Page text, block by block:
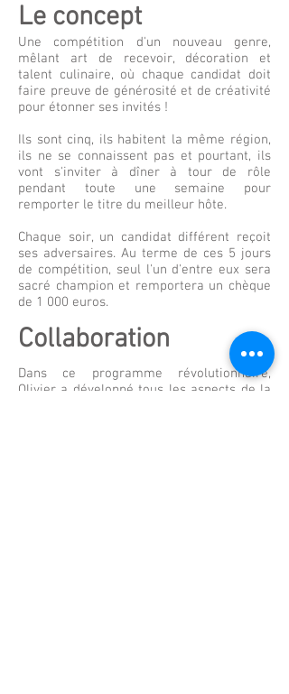
Le concept
Une compétition d'un nouveau genre,
mêlant art de recevoir, décoration et
talent culinaire, où chaque candidat doit
faire preuve de générosité et de créativité
pour étonner ses invités !
Ils sont cinq, ils habitent la même région,
ils ne se connaissent pas et pourtant, ils
vont s'inviter à dîner à tour de rôle
pendant toute une semaine pour
remporter le titre du meilleur hôte.
Chaque soir, un candidat différent reçoit
ses adversaires. Au terme de ces 5 jours
de compétition, seul l'un d'entre eux sera
sacré champion et remportera un chèque
de 1 000 euros.
Collaboration
Dans ce programme révolutionnaire,
Olivier a développé tous les aspects de la